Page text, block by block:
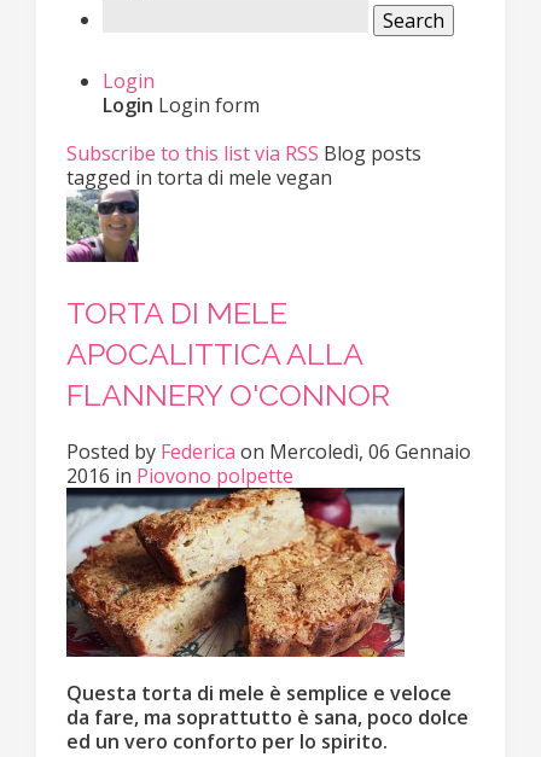
Search
Login
Login Login form
Subscribe to this list via RSS Blog posts
tagged in torta di mele vegan
TORTA DI MELE
APOCALITTICA ALLA
FLANNERY O'CONNOR
Posted by Federica on Mercoledì, 06 Gennaio
2016 in Piovono polpette
Questa torta di mele è semplice e veloce
da fare, ma soprattutto è sana, poco dolce
ed un vero conforto per lo spirito.